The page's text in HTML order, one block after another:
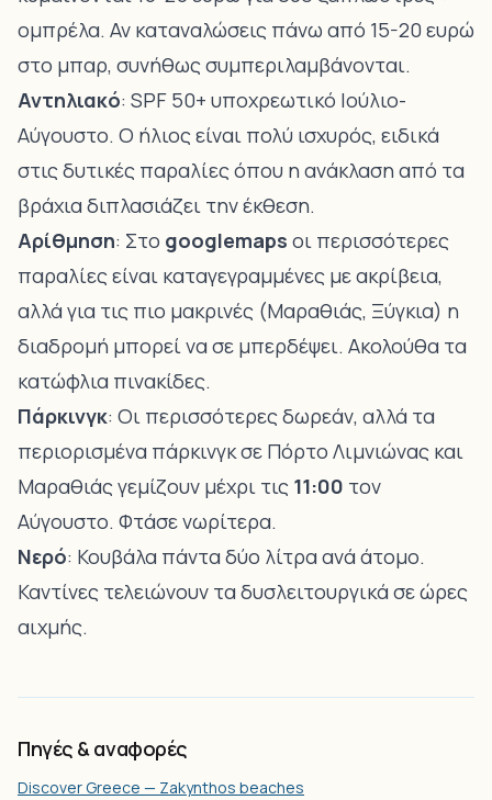
ομπρέλα. Αν καταναλώσεις πάνω από 15-20 ευρώ
στο μπαρ, συνήθως συμπεριλαμβάνονται.
Αντηλιακό: SPF 50+ υποχρεωτικό Ιούλιο-
Αύγουστο. Ο ήλιος είναι πολύ ισχυρός, ειδικά
στις δυτικές παραλίες όπου η ανάκλαση από τα
βράχια διπλασιάζει την έκθεση.
Αρίθμηση: Στο googlemaps οι περισσότερες
παραλίες είναι καταγεγραμμένες με ακρίβεια,
αλλά για τις πιο μακρινές (Μαραθιάς, Ξύγκια) η
διαδρομή μπορεί να σε μπερδέψει. Ακολούθα τα
κατώφλια πινακίδες.
Πάρκινγκ: Οι περισσότερες δωρεάν, αλλά τα
περιορισμένα πάρκινγκ σε Πόρτο Λιμνιώνας και
Μαραθιάς γεμίζουν μέχρι τις 11:00 τον
Αύγουστο. Φτάσε νωρίτερα.
Νερό: Κουβάλα πάντα δύο λίτρα ανά άτομο.
Καντίνες τελειώνουν τα δυσλειτουργικά σε ώρες
αιχμής.
Πηγές & αναφορές
Discover Greece — Zakynthos beaches